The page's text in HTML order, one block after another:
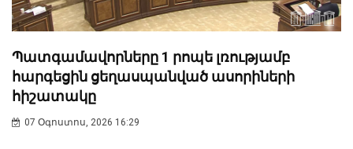
Պատգամավորները 1 րոպե լռությամբ
հարգեցին ցեղասպանված ասորիների
հիշատակը
07 Օգոստոս, 2026 16:29